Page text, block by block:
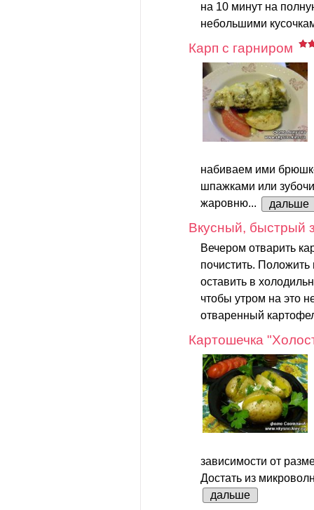
на 10 минут на
небольшими
Карп с гарниром
набиваем ими
шпажками или
жаровню...
дальше
Вкусный, быстрый
Вечером отварить
почистить.
оставить в
чтобы утром на это
отваренный
Картошечка
зависимости от
Достать из
дальше